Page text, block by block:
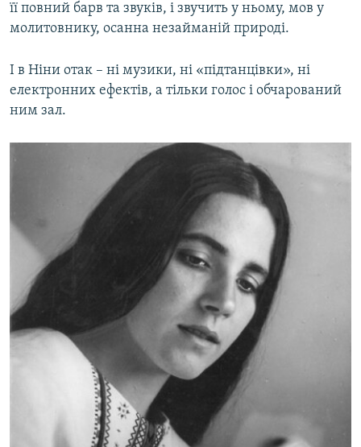
її повний барв та звуків, і звучить у ньому, мов у
молитовнику, осанна незайманій природі.
І в Ніни отак – ні музики, ні «підтанцівки», ні
електронних ефектів, а тільки голос і обчарований
ним зал.